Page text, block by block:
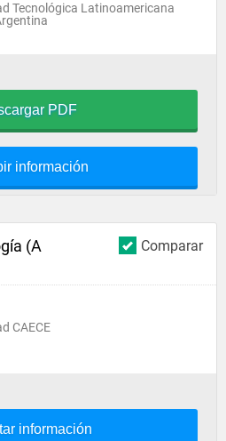
Tecnológica Latinoamericana
PDF
información
Comparar
(A
CAECE
información